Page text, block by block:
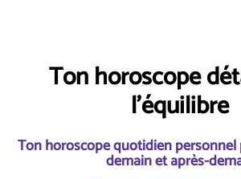
Ton horoscope
l'équilibre
Ton horoscope quotidien
demain et après-